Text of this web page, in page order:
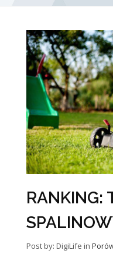
RANKING:
Post by: DigiLife in